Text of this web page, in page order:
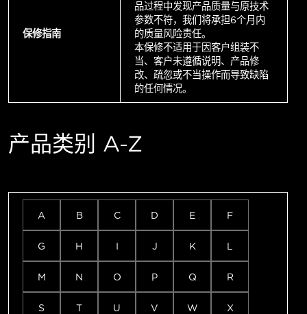
保修指南
品过程中发现产品质量与原技术
参数不符，我们将承担6个月内
的质量风险责任。
本保修不适用于因客户组装不
当、客户未遵循说明、产品修
改、疏忽或不当操作而导致缺陷
的任何情况。
产品类别 A-Z
A B C D E F
G H I J K L
M N O P Q R
S T U V W X